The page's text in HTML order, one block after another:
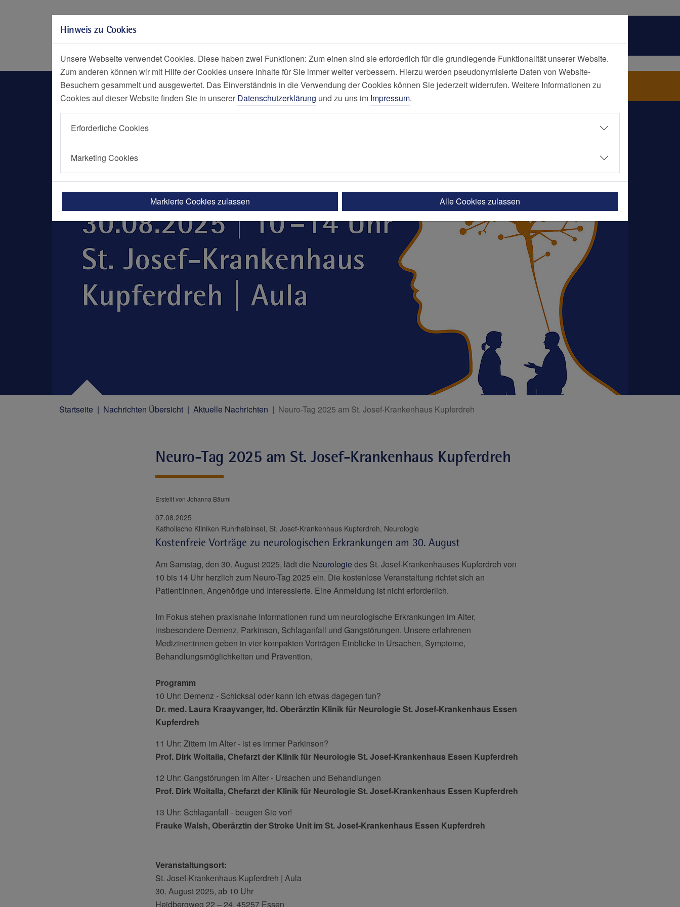
Zum Seitenende springen
Menü Social Media
Nachrichten Detailseite Nachricht
Startseite Nachrichten Übersicht Aktuelle Nachrichten Neuro-Tag 2025 am St. Josef-Krankenhaus Kupferdreh
Neuro-Tag 2025 am St. Josef-Krankenhaus Kupferdreh
Erstellt von Johanna Bäuml
07.08.2025
Katholische Kliniken Ruhrhalbinsel, St. Josef-Krankenhaus Kupferdreh, Neurologie
Kostenfreie Vorträge zu neurologischen Erkrankungen am 30. August
Am Samstag, den 30. August 2025, lädt die Neurologie des St. Josef-Krankenhauses Kupferdreh von
10 bis 14 Uhr herzlich zum Neuro-Tag 2025 ein. Die kostenlose Veranstaltung richtet sich an
Patient:innen, Angehörige und Interessierte. Eine Anmeldung ist nicht erforderlich.
Im Fokus stehen praxisnahe Informationen rund um neurologische Erkrankungen im Alter,
insbesondere Demenz, Parkinson, Schlaganfall und Gangstörungen. Unsere erfahrenen
Mediziner:innen geben in vier kompakten Vorträgen Einblicke in Ursachen, Symptome,
Behandlungsmöglichkeiten und Prävention.
Programm
10 Uhr: Demenz - Schicksal oder kann ich etwas dagegen tun?
Dr. med. Laura Kraayvanger, ltd. Oberärztin Klinik für Neurologie St. Josef-Krankenhaus Essen
Kupferdreh
11 Uhr: Zittern im Alter - ist es immer Parkinson?
Prof. Dirk Woitalla, Chefarzt der Klinik für Neurologie St. Josef-Krankenhaus Essen Kupferdreh
12 Uhr: Gangstörungen im Alter - Ursachen und Behandlungen
Prof. Dirk Woitalla, Chefarzt der Klinik für Neurologie St. Josef-Krankenhaus Essen Kupferdreh
13 Uhr: Schlaganfall - beugen Sie vor!
Frauke Walsh, Oberärztin der Stroke Unit im St. Josef-Krankenhaus Essen Kupferdreh
Veranstaltungsort:
St. Josef-Krankenhaus Kupferdreh | Aula
30. August 2025, ab 10 Uhr
Heidbergweg 22 – 24, 45257 Essen
Hinweis zu Cookies
Unsere Webseite verwendet Cookies. Diese haben zwei Funktionen: Zum einen sind sie erforderlich für die grundlegende Funktionalität unserer Website.
Zum anderen können wir mit Hilfe der Cookies unsere Inhalte für Sie immer weiter verbessern. Hierzu werden pseudonymisierte Daten von Website-
Besuchern gesammelt und ausgewertet. Das Einverständnis in die Verwendung der Cookies können Sie jederzeit widerrufen. Weitere Informationen zu
Cookies auf dieser Website finden Sie in unserer Datenschutzerklärung und zu uns im Impressum.
Erforderliche Cookies
Marketing Cookies
Markierte Cookies zulassen Alle Cookies zulassen